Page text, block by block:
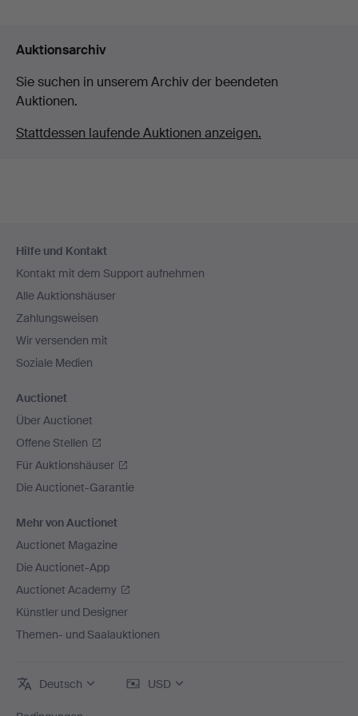
Auktionsarchiv
Sie suchen in unserem Archiv der beendeten
Auktionen.
Stattdessen laufende Auktionen anzeigen.
Navigation
Hilfe und Kontakt
Kontakt mit dem Support aufnehmen
Alle Auktionshäuser
Zahlungsweisen
Wir versenden mit
Soziale Medien
Auctionet
Über Auctionet
Offene Stellen
Für Auktionshäuser
Die Auctionet-Garantie
Mehr von Auctionet
Auctionet Magazine
Die Auctionet-App
Auctionet Academy
Künstler und Designer
Themen- und Saalauktionen
Deutsch USD